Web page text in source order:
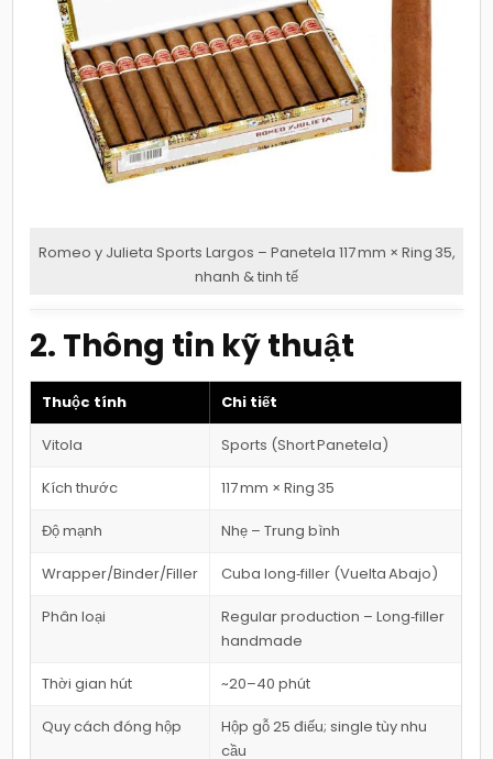
Romeo y Julieta Sports Largos – Panetela 117 mm × Ring 35,
nhanh & tinh tế
2. Thông tin kỹ thuật
Thuộc tính Chi tiết
Vitola Sports (Short Panetela)
Kích thước 117 mm × Ring 35
Độ mạnh Nhẹ – Trung bình
Wrapper/Binder/Filler Cuba long‑filler (Vuelta Abajo)
Phân loại
Regular production – Long‑filler
handmade
Thời gian hút ~20–40 phút
Quy cách đóng hộp
Hộp gỗ 25 điếu; single tùy nhu
cầu